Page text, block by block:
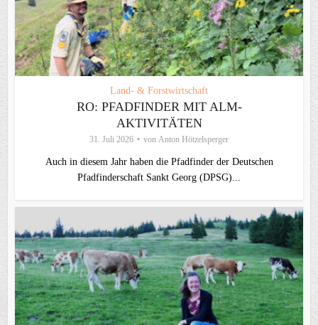
Land- & Forstwirtschaft
RO: PFADFINDER MIT ALM-
AKTIVITÄTEN
31. Juli 2026 von Anton Hötzelsperger
Auch in diesem Jahr haben die Pfadfinder der Deutschen
Pfadfinderschaft Sankt Georg (DPSG)...